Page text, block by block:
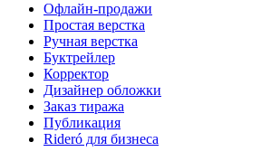
Офлайн-продажи
Простая верстка
Ручная верстка
Буктрейлер
Корректор
Дизайнер обложки
Заказ тиража
Публикация
Rideró для бизнеса